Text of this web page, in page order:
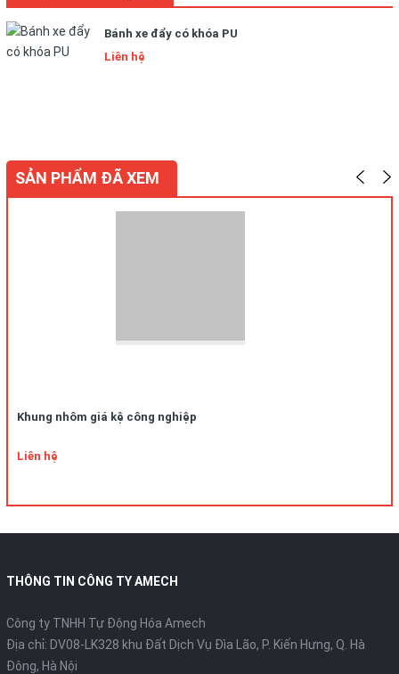
Bánh xe đẩy có khóa PU
Liên hệ
SẢN PHẨM ĐÃ XEM
Khung nhôm giá kệ công nghiệp
Liên hệ
THÔNG TIN CÔNG TY AMECH
Công ty TNHH Tự Động Hóa Amech
Địa chỉ: DV08-LK328 khu Đất Dịch Vụ Đìa Lão, P. Kiến Hưng, Q. Hà
Đông, Hà Nội